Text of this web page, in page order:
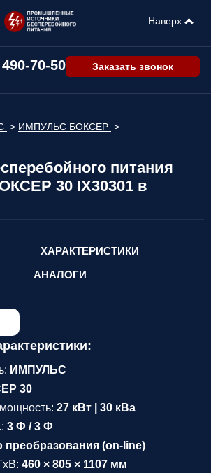
70-50 Заказать звонок
> ИМПУЛЬС БОКСЕР >
питания
30 IX30301 в
ХАРАКТЕРИСТИКИ
АНАЛОГИ
ИМПУЛЬС
30
27 кВт | 30 кВа
3 Ф / 3 Ф
преобразования (on-line)
460 × 805 × 1107 мм
Наверх